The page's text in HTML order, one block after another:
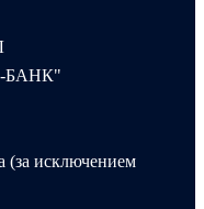
БАНК"
(за исключением